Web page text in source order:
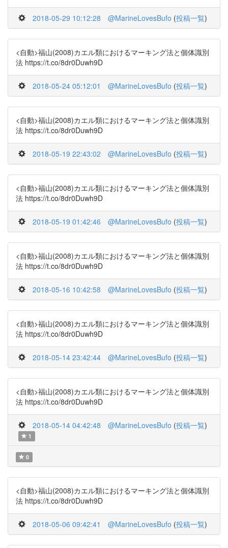
2018-05-29 10:12:28 @MarineLovesBufo (投稿一覧)
<自動>福山(2008)カエル類におけるマーキング法と個体識別
法 https://t.co/8dr0Duwh9D
2018-05-24 05:12:01 @MarineLovesBufo (投稿一覧)
<自動>福山(2008)カエル類におけるマーキング法と個体識別
法 https://t.co/8dr0Duwh9D
2018-05-19 22:43:02 @MarineLovesBufo (投稿一覧)
<自動>福山(2008)カエル類におけるマーキング法と個体識別
法 https://t.co/8dr0Duwh9D
2018-05-19 01:42:46 @MarineLovesBufo (投稿一覧)
<自動>福山(2008)カエル類におけるマーキング法と個体識別
法 https://t.co/8dr0Duwh9D
2018-05-16 10:42:58 @MarineLovesBufo (投稿一覧)
<自動>福山(2008)カエル類におけるマーキング法と個体識別
法 https://t.co/8dr0Duwh9D
2018-05-14 23:42:44 @MarineLovesBufo (投稿一覧)
<自動>福山(2008)カエル類におけるマーキング法と個体識別
法 https://t.co/8dr0Duwh9D
2018-05-14 04:42:48 @MarineLovesBufo (投稿一覧)
1
0
<自動>福山(2008)カエル類におけるマーキング法と個体識別
法 https://t.co/8dr0Duwh9D
2018-05-06 09:42:41 @MarineLovesBufo (投稿一覧)